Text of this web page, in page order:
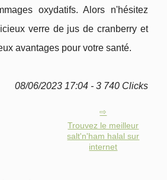
oxydatifs. Alors n'hésitez
verre de jus de cranberry et
avantages pour votre santé.
08/06/2023 17:04 - 3 740 Clicks
Trouvez le meilleur
salt'n'ham halal sur
internet